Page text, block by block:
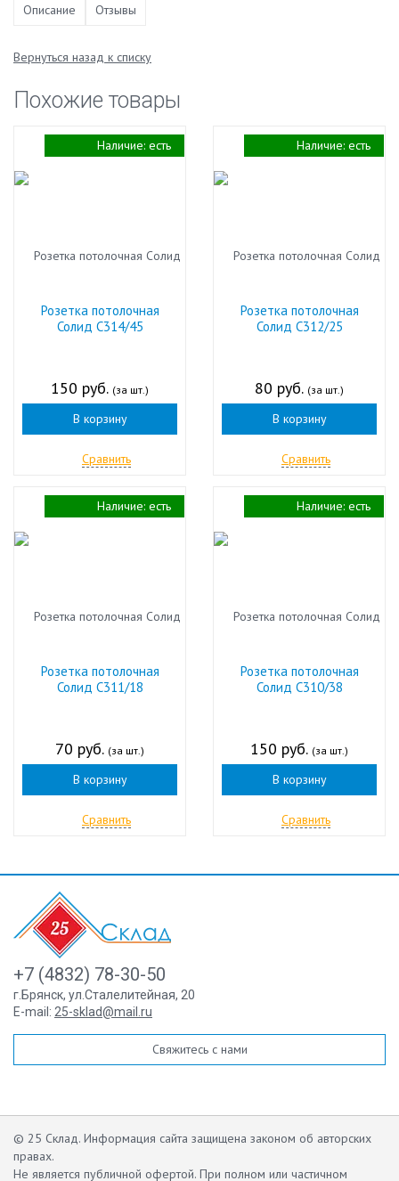
Описание Отзывы
Вернуться назад к списку
Похожие товары
Розетка потолочная
Солид С314/45
150 руб. (за шт.)
В корзину
Сравнить
Наличие: есть
Розетка потолочная
Солид С312/25
80 руб. (за шт.)
В корзину
Сравнить
Наличие: есть
Розетка потолочная
Солид С311/18
70 руб. (за шт.)
В корзину
Сравнить
Наличие: есть
Розетка потолочная
Солид С310/38
150 руб. (за шт.)
В корзину
Сравнить
Наличие: есть
+7 (4832) 78-30-50
г.Брянск, ул.Сталелитейная, 20
E-mail: 25-sklad@mail.ru
Свяжитесь с нами
© 25 Склад. Информация сайта защищена законом об авторских
правах.
Не является публичной офертой. При полном или частичном